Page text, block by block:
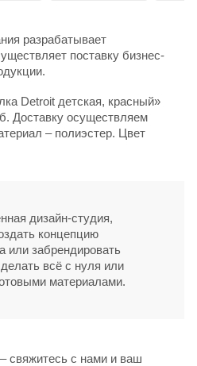
разрабатывает
поставку бизнес-
Detroit детская, красный»
Доставку осуществляем
– полиэстер. Цвет
дизайн-студия,
концепцию
или забрендировать
всё с нуля или
материалами.
свяжитесь с нами и ваш